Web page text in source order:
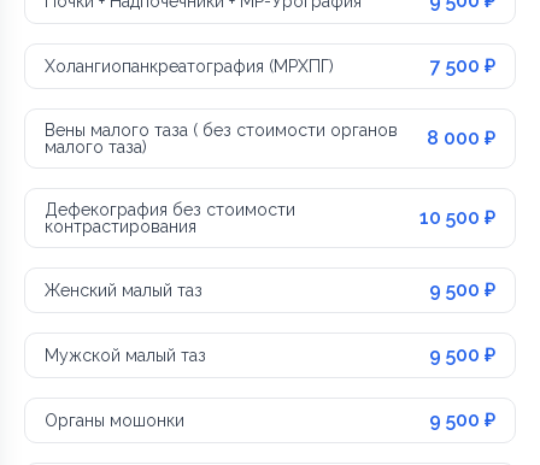
Холангиопанкреатография (МРХПГ) 7 500 ₽
Вены малого таза ( без стоимости органов
малого таза)
8 000 ₽
Дефекография без стоимости
контрастирования
10 500 ₽
Женский малый таз 9 500 ₽
Мужской малый таз 9 500 ₽
Органы мошонки 9 500 ₽